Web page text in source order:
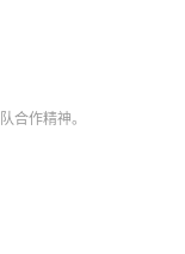
合作精神。